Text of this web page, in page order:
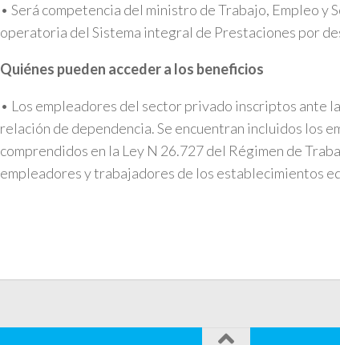
• Será competencia del ministro de Trabajo, Empleo y
operatoria del Sistema integral de Prestaciones por
Quiénes pueden acceder a los beneficios
• Los empleadores del sector privado inscriptos ante
relación de dependencia. Se encuentran incluidos los
comprendidos en la Ley N 26.727 del Régimen de
empleadores y trabajadores de los establecimientos